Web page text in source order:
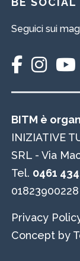
Seguici sui
BITM è
INIZIATIVE
SRL - Via
Tel. 0461
01823900228
Privacy
Concept by